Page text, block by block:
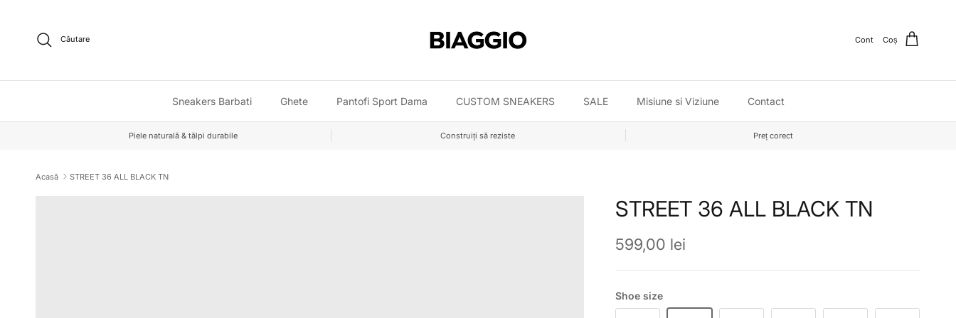
Căutare Cont Coș
Sneakers Barbati Ghete Pantofi Sport Dama CUSTOM SNEAKERS SALE Misiune si Viziune Contact
Piele naturală & tălpi durabile Construiți să reziste Preț corect
Acasă STREET 36 ALL BLACK TN
STREET 36 ALL BLACK TN
Preț obișnuit
599,00 lei
Shoe size